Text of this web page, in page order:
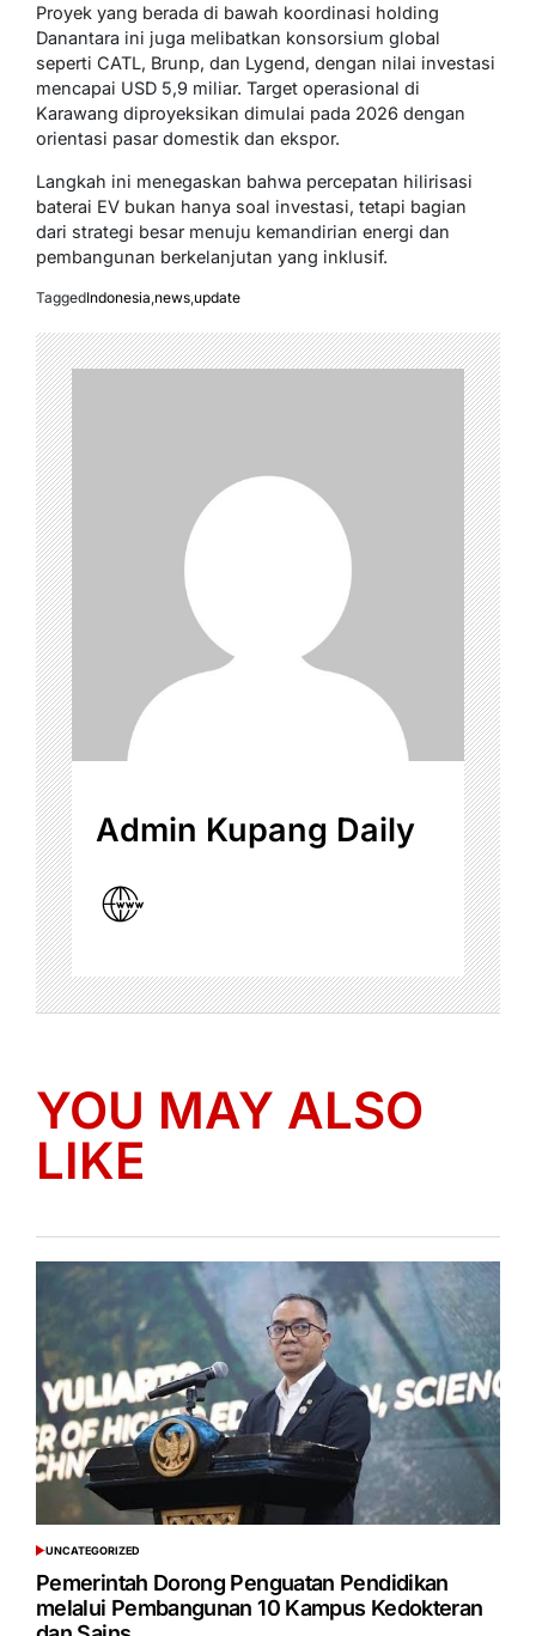
Proyek yang berada di bawah koordinasi holding
Danantara ini juga melibatkan konsorsium global
seperti CATL, Brunp, dan Lygend, dengan nilai investasi
mencapai USD 5,9 miliar. Target operasional di
Karawang diproyeksikan dimulai pada 2026 dengan
orientasi pasar domestik dan ekspor.
Langkah ini menegaskan bahwa percepatan hilirisasi
baterai EV bukan hanya soal investasi, tetapi bagian
dari strategi besar menuju kemandirian energi dan
pembangunan berkelanjutan yang inklusif.
TaggedIndonesia news update
Admin Kupang Daily
YOU MAY ALSO
LIKE
POSTED
IN
UNCATEGORIZED
Pemerintah Dorong Penguatan Pendidikan
melalui Pembangunan 10 Kampus Kedokteran